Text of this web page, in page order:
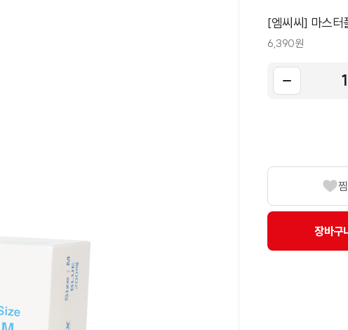
[엠씨씨] 마스터
6,390원
장바구